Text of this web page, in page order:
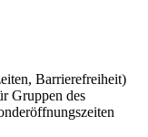
Barrierefreiheit)
Gruppen des